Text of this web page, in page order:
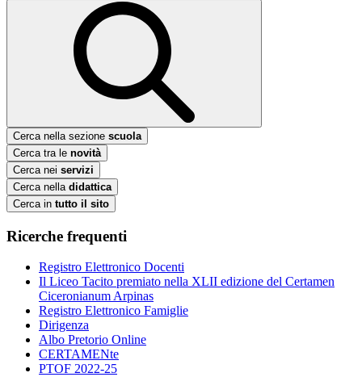
Cerca nella sezione scuola
Cerca tra le novità
Cerca nei servizi
Cerca nella didattica
Cerca in tutto il sito
Ricerche frequenti
Registro Elettronico Docenti
Il Liceo Tacito premiato nella XLII edizione del Certamen
Ciceronianum Arpinas
Registro Elettronico Famiglie
Dirigenza
Albo Pretorio Online
CERTAMENte
PTOF 2022-25